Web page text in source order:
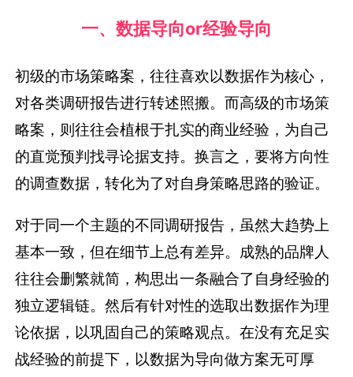
一、数据导向or经验导向
初级的市场策略案，往往喜欢以数据作为核心，
对各类调研报告进行转述照搬。而高级的市场策
略案，则往往会植根于扎实的商业经验，为自己
的直觉预判找寻论据支持。换言之，要将方向性
的调查数据，转化为了对自身策略思路的验证。
对于同一个主题的不同调研报告，虽然大趋势上
基本一致，但在细节上总有差异。成熟的品牌人
往往会删繁就简，构思出一条融合了自身经验的
独立逻辑链。然后有针对性的选取出数据作为理
论依据，以巩固自己的策略观点。在没有充足实
战经验的前提下，以数据为导向做方案无可厚